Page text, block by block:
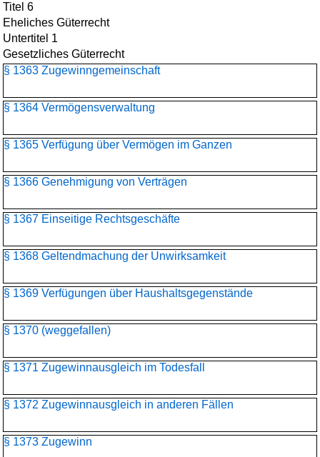
Titel 6
Eheliches Güterrecht
Untertitel 1
Gesetzliches Güterrecht
§ 1363 Zugewinngemeinschaft
§ 1364 Vermögensverwaltung
§ 1365 Verfügung über Vermögen im Ganzen
§ 1366 Genehmigung von Verträgen
§ 1367 Einseitige Rechtsgeschäfte
§ 1368 Geltendmachung der Unwirksamkeit
§ 1369 Verfügungen über Haushaltsgegenstände
§ 1370 (weggefallen)
§ 1371 Zugewinnausgleich im Todesfall
§ 1372 Zugewinnausgleich in anderen Fällen
§ 1373 Zugewinn